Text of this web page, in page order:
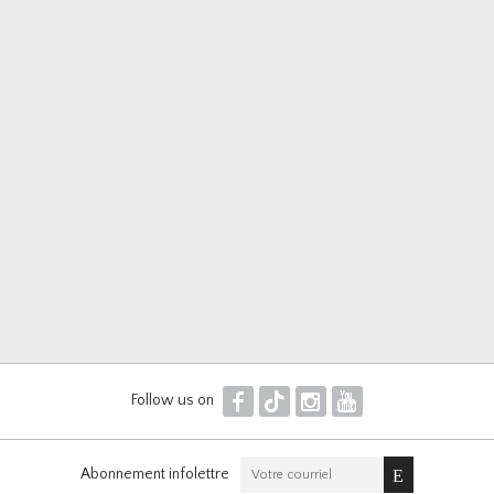
Follow us on F T I Y
Abonnement infolettre